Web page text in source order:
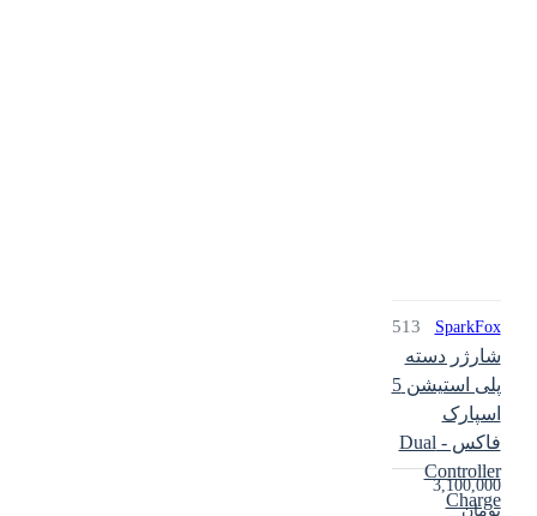
SparkFox
513
شارژر دسته
پلی استیشن 5
اسپارک
فاکس - Dual
Controller
Charge
3,100,000
تومان